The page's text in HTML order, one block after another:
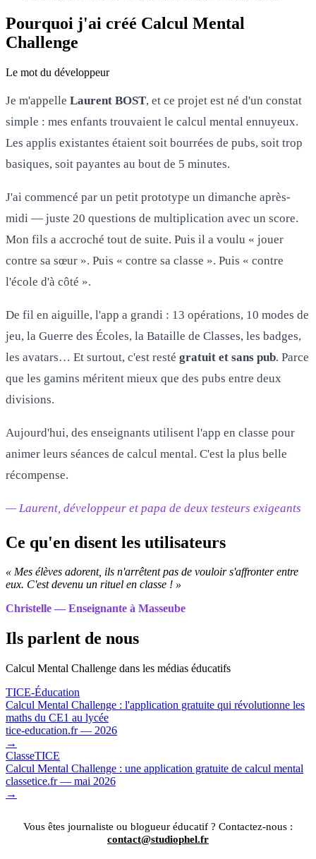
Pourquoi j'ai créé Calcul Mental
Challenge
Le mot du développeur
Je m'appelle Laurent BOST, et ce projet est né d'un constat
simple : mes enfants trouvaient le calcul mental ennuyeux.
Les applis existantes étaient soit bourrées de pubs, soit trop
basiques, soit payantes au bout de 5 minutes.
J'ai commencé par un petit prototype un dimanche après-
midi — juste 20 questions de multiplication avec un score.
Mon fils a accroché tout de suite. Puis il a voulu « jouer
contre sa sœur ». Puis « contre sa classe ». Puis « contre
l'école d'à côté ».
De fil en aiguille, l'app a grandi : 13 opérations, 10 modes de
jeu, la Guerre des Écoles, la Bataille de Classes, les badges,
les avatars… Et surtout, c'est resté gratuit et sans pub. Parce
que les gamins méritent mieux que des pubs entre deux
divisions.
Aujourd'hui, des enseignants utilisent l'app en classe pour
animer leurs séances de calcul mental. C'est la plus belle
récompense.
— Laurent, développeur et papa de deux testeurs exigeants
Ce qu'en disent les utilisateurs
« Mes élèves adorent, ils n'arrêtent pas de vouloir s'affronter entre
eux. C'est devenu un rituel en classe ! »
Christelle — Enseignante à Masseube
Ils parlent de nous
Calcul Mental Challenge dans les médias éducatifs
TICE-Éducation
Calcul Mental Challenge : l'application gratuite qui révolutionne les
maths du CE1 au lycée
tice-education.fr — 2026
→
ClasseTICE
Calcul Mental Challenge : une application gratuite de calcul mental
classetice.fr — mai 2026
→
Vous êtes journaliste ou blogueur éducatif ? Contactez-nous :
contact@studiophel.fr